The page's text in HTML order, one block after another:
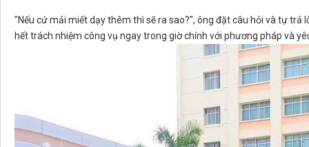
"Nếu cứ mải miết dạy thêm thì sẽ ra sao?", ông đặt câu hỏi và tự trả
hết trách nhiệm công vụ ngay trong giờ chính với phương pháp và